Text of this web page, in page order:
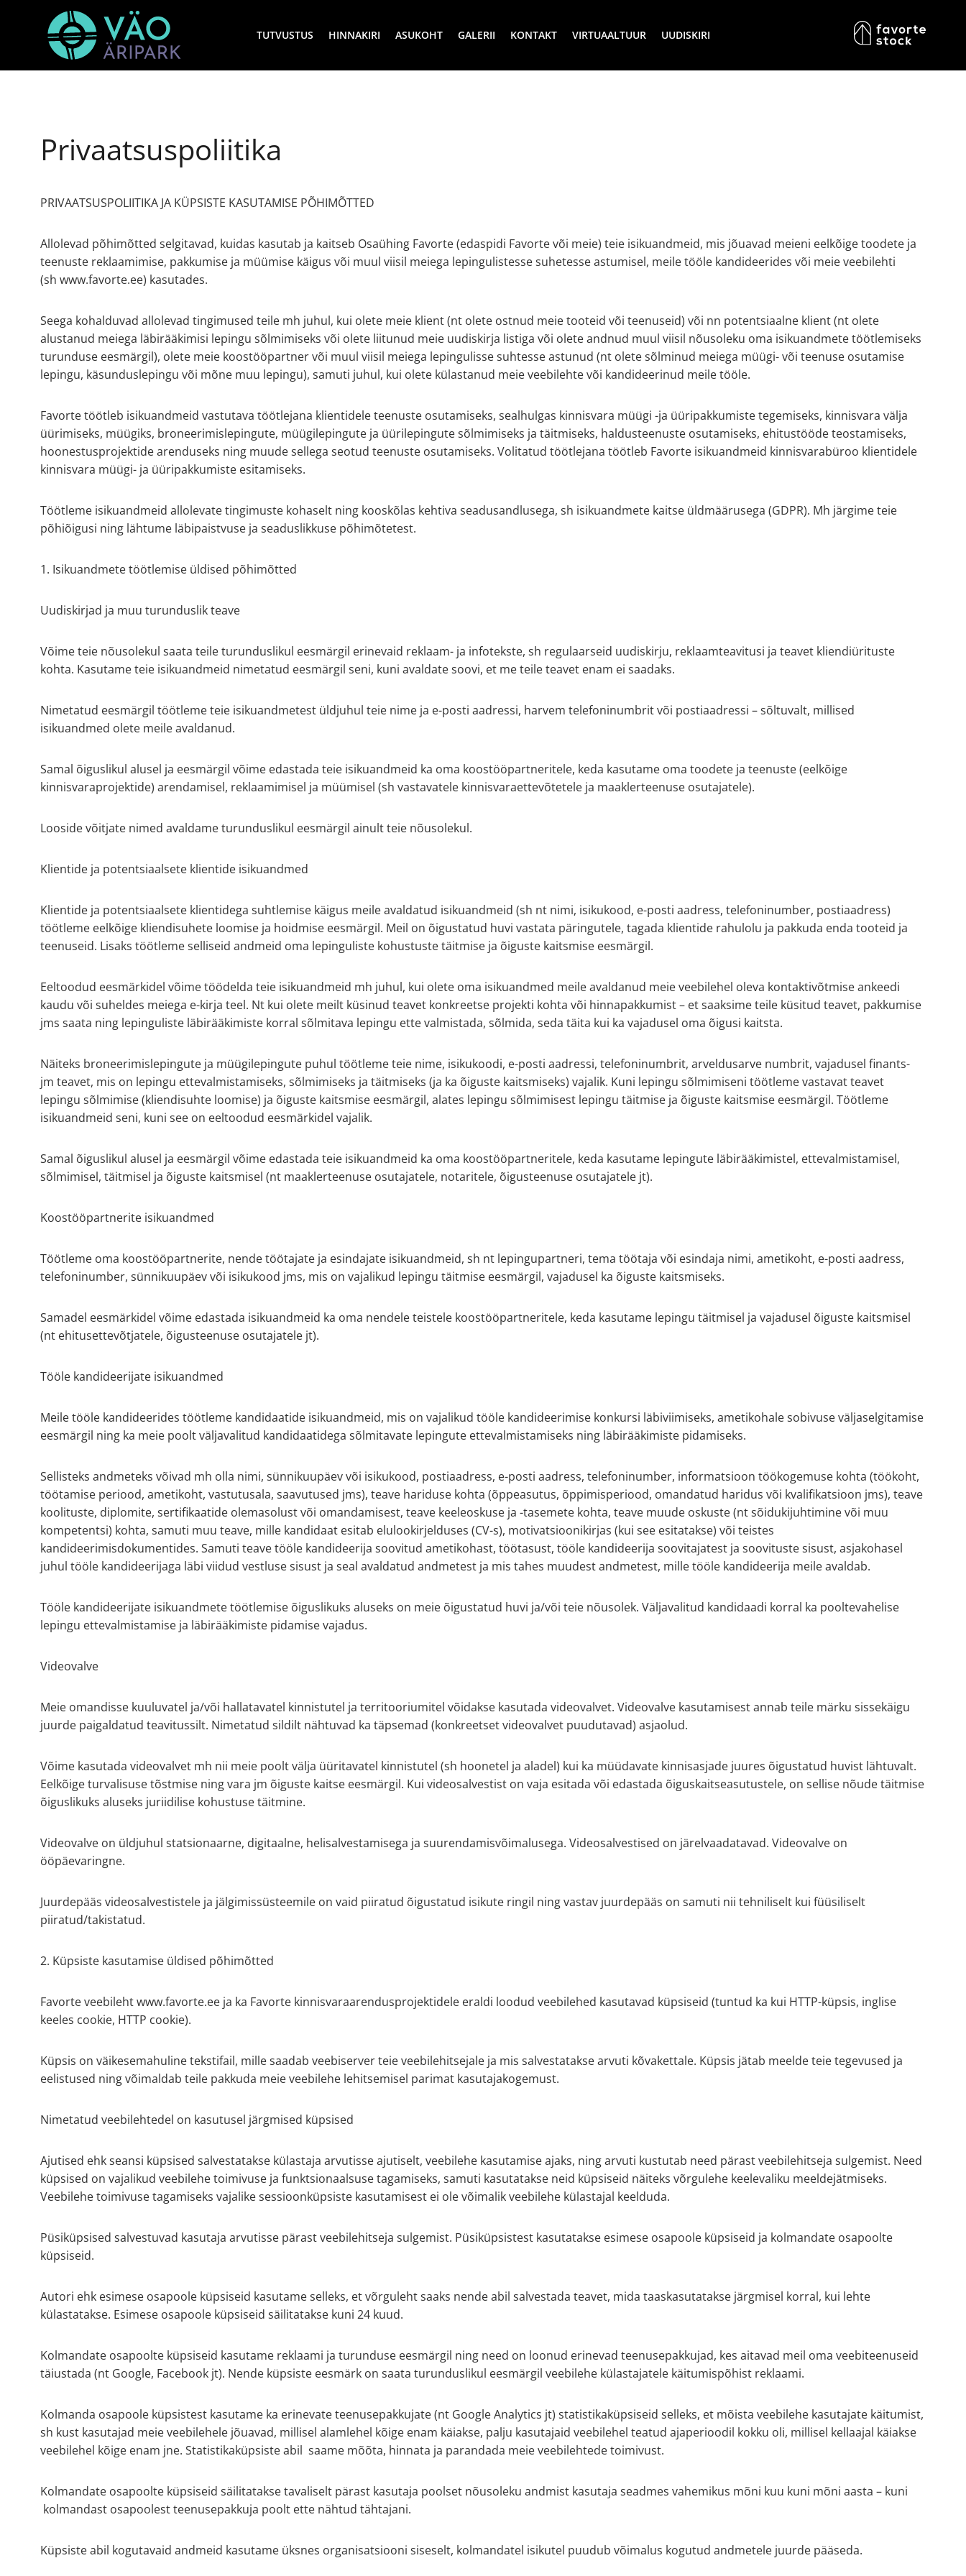
TUTVUSTUS HINNAKIRI ASUKOHT GALERII KONTAKT VIRTUAALTUUR UUDISKIRI
Privaatsuspoliitika
PRIVAATSUSPOLIITIKA JA KÜPSISTE KASUTAMISE PÕHIMÕTTED
Allolevad põhimõtted selgitavad, kuidas kasutab ja kaitseb Osaühing Favorte (edaspidi Favorte või meie) teie isikuandmeid, mis jõuavad meieni eelkõige toodete ja
teenuste reklaamimise, pakkumise ja müümise käigus või muul viisil meiega lepingulistesse suhetesse astumisel, meile tööle kandideerides või meie veebilehti
(sh www.favorte.ee) kasutades.
Seega kohalduvad allolevad tingimused teile mh juhul, kui olete meie klient (nt olete ostnud meie tooteid või teenuseid) või nn potentsiaalne klient (nt olete
alustanud meiega läbirääkimisi lepingu sõlmimiseks või olete liitunud meie uudiskirja listiga või olete andnud muul viisil nõusoleku oma isikuandmete töötlemiseks
turunduse eesmärgil), olete meie koostööpartner või muul viisil meiega lepingulisse suhtesse astunud (nt olete sõlminud meiega müügi- või teenuse osutamise
lepingu, käsunduslepingu või mõne muu lepingu), samuti juhul, kui olete külastanud meie veebilehte või kandideerinud meile tööle.
Favorte töötleb isikuandmeid vastutava töötlejana klientidele teenuste osutamiseks, sealhulgas kinnisvara müügi -ja üüripakkumiste tegemiseks, kinnisvara välja
üürimiseks, müügiks, broneerimislepingute, müügilepingute ja üürilepingute sõlmimiseks ja täitmiseks, haldusteenuste osutamiseks, ehitustööde teostamiseks,
hoonestusprojektide arenduseks ning muude sellega seotud teenuste osutamiseks. Volitatud töötlejana töötleb Favorte isikuandmeid kinnisvarabüroo klientidele
kinnisvara müügi- ja üüripakkumiste esitamiseks.
Töötleme isikuandmeid allolevate tingimuste kohaselt ning kooskõlas kehtiva seadusandlusega, sh isikuandmete kaitse üldmäärusega (GDPR). Mh järgime teie
põhiõigusi ning lähtume läbipaistvuse ja seaduslikkuse põhimõtetest.
1. Isikuandmete töötlemise üldised põhimõtted
Uudiskirjad ja muu turunduslik teave
Võime teie nõusolekul saata teile turunduslikul eesmärgil erinevaid reklaam- ja infotekste, sh regulaarseid uudiskirju, reklaamteavitusi ja teavet kliendiürituste
kohta. Kasutame teie isikuandmeid nimetatud eesmärgil seni, kuni avaldate soovi, et me teile teavet enam ei saadaks.
Nimetatud eesmärgil töötleme teie isikuandmetest üldjuhul teie nime ja e-posti aadressi, harvem telefoninumbrit või postiaadressi – sõltuvalt, millised
isikuandmed olete meile avaldanud.
Samal õiguslikul alusel ja eesmärgil võime edastada teie isikuandmeid ka oma koostööpartneritele, keda kasutame oma toodete ja teenuste (eelkõige
kinnisvaraprojektide) arendamisel, reklaamimisel ja müümisel (sh vastavatele kinnisvaraettevõtetele ja maaklerteenuse osutajatele).
Looside võitjate nimed avaldame turunduslikul eesmärgil ainult teie nõusolekul.
Klientide ja potentsiaalsete klientide isikuandmed
Klientide ja potentsiaalsete klientidega suhtlemise käigus meile avaldatud isikuandmeid (sh nt nimi, isikukood, e-posti aadress, telefoninumber, postiaadress)
töötleme eelkõige kliendisuhete loomise ja hoidmise eesmärgil. Meil on õigustatud huvi vastata päringutele, tagada klientide rahulolu ja pakkuda enda tooteid ja
teenuseid. Lisaks töötleme selliseid andmeid oma lepinguliste kohustuste täitmise ja õiguste kaitsmise eesmärgil.
Eeltoodud eesmärkidel võime töödelda teie isikuandmeid mh juhul, kui olete oma isikuandmed meile avaldanud meie veebilehel oleva kontaktivõtmise ankeedi
kaudu või suheldes meiega e-kirja teel. Nt kui olete meilt küsinud teavet konkreetse projekti kohta või hinnapakkumist – et saaksime teile küsitud teavet, pakkumise
jms saata ning lepinguliste läbirääkimiste korral sõlmitava lepingu ette valmistada, sõlmida, seda täita kui ka vajadusel oma õigusi kaitsta.
Näiteks broneerimislepingute ja müügilepingute puhul töötleme teie nime, isikukoodi, e-posti aadressi, telefoninumbrit, arveldusarve numbrit, vajadusel finants-
jm teavet, mis on lepingu ettevalmistamiseks, sõlmimiseks ja täitmiseks (ja ka õiguste kaitsmiseks) vajalik. Kuni lepingu sõlmimiseni töötleme vastavat teavet
lepingu sõlmimise (kliendisuhte loomise) ja õiguste kaitsmise eesmärgil, alates lepingu sõlmimisest lepingu täitmise ja õiguste kaitsmise eesmärgil. Töötleme
isikuandmeid seni, kuni see on eeltoodud eesmärkidel vajalik.
Samal õiguslikul alusel ja eesmärgil võime edastada teie isikuandmeid ka oma koostööpartneritele, keda kasutame lepingute läbirääkimistel, ettevalmistamisel,
sõlmimisel, täitmisel ja õiguste kaitsmisel (nt maaklerteenuse osutajatele, notaritele, õigusteenuse osutajatele jt).
Koostööpartnerite isikuandmed
Töötleme oma koostööpartnerite, nende töötajate ja esindajate isikuandmeid, sh nt lepingupartneri, tema töötaja või esindaja nimi, ametikoht, e-posti aadress,
telefoninumber, sünnikuupäev või isikukood jms, mis on vajalikud lepingu täitmise eesmärgil, vajadusel ka õiguste kaitsmiseks.
Samadel eesmärkidel võime edastada isikuandmeid ka oma nendele teistele koostööpartneritele, keda kasutame lepingu täitmisel ja vajadusel õiguste kaitsmisel
(nt ehitusettevõtjatele, õigusteenuse osutajatele jt).
Tööle kandideerijate isikuandmed
Meile tööle kandideerides töötleme kandidaatide isikuandmeid, mis on vajalikud tööle kandideerimise konkursi läbiviimiseks, ametikohale sobivuse väljaselgitamise
eesmärgil ning ka meie poolt väljavalitud kandidaatidega sõlmitavate lepingute ettevalmistamiseks ning läbirääkimiste pidamiseks.
Sellisteks andmeteks võivad mh olla nimi, sünnikuupäev või isikukood, postiaadress, e-posti aadress, telefoninumber, informatsioon töökogemuse kohta (töökoht,
töötamise periood, ametikoht, vastutusala, saavutused jms), teave hariduse kohta (õppeasutus, õppimisperiood, omandatud haridus või kvalifikatsioon jms), teave
koolituste, diplomite, sertifikaatide olemasolust või omandamisest, teave keeleoskuse ja -tasemete kohta, teave muude oskuste (nt sõidukijuhtimine või muu
kompetentsi) kohta, samuti muu teave, mille kandidaat esitab elulookirjelduses (CV-s), motivatsioonikirjas (kui see esitatakse) või teistes
kandideerimisdokumentides. Samuti teave tööle kandideerija soovitud ametikohast, töötasust, tööle kandideerija soovitajatest ja soovituste sisust, asjakohasel
juhul tööle kandideerijaga läbi viidud vestluse sisust ja seal avaldatud andmetest ja mis tahes muudest andmetest, mille tööle kandideerija meile avaldab.
Tööle kandideerijate isikuandmete töötlemise õiguslikuks aluseks on meie õigustatud huvi ja/või teie nõusolek. Väljavalitud kandidaadi korral ka pooltevahelise
lepingu ettevalmistamise ja läbirääkimiste pidamise vajadus.
Videovalve
Meie omandisse kuuluvatel ja/või hallatavatel kinnistutel ja territooriumitel võidakse kasutada videovalvet. Videovalve kasutamisest annab teile märku sissekäigu
juurde paigaldatud teavitussilt. Nimetatud sildilt nähtuvad ka täpsemad (konkreetset videovalvet puudutavad) asjaolud.
Võime kasutada videovalvet mh nii meie poolt välja üüritavatel kinnistutel (sh hoonetel ja aladel) kui ka müüdavate kinnisasjade juures õigustatud huvist lähtuvalt.
Eelkõige turvalisuse tõstmise ning vara jm õiguste kaitse eesmärgil. Kui videosalvestist on vaja esitada või edastada õiguskaitseasutustele, on sellise nõude täitmise
õiguslikuks aluseks juriidilise kohustuse täitmine.
Videovalve on üldjuhul statsionaarne, digitaalne, helisalvestamisega ja suurendamisvõimalusega. Videosalvestised on järelvaadatavad. Videovalve on
ööpäevaringne.
Juurdepääs videosalvestistele ja jälgimissüsteemile on vaid piiratud õigustatud isikute ringil ning vastav juurdepääs on samuti nii tehniliselt kui füüsiliselt
piiratud/takistatud.
2. Küpsiste kasutamise üldised põhimõtted
Favorte veebileht www.favorte.ee ja ka Favorte kinnisvaraarendusprojektidele eraldi loodud veebilehed kasutavad küpsiseid (tuntud ka kui HTTP-küpsis, inglise
keeles cookie, HTTP cookie).
Küpsis on väikesemahuline tekstifail, mille saadab veebiserver teie veebilehitsejale ja mis salvestatakse arvuti kõvakettale. Küpsis jätab meelde teie tegevused ja
eelistused ning võimaldab teile pakkuda meie veebilehe lehitsemisel parimat kasutajakogemust.
Nimetatud veebilehtedel on kasutusel järgmised küpsised
Ajutised ehk seansi küpsised salvestatakse külastaja arvutisse ajutiselt, veebilehe kasutamise ajaks, ning arvuti kustutab need pärast veebilehitseja sulgemist. Need
küpsised on vajalikud veebilehe toimivuse ja funktsionaalsuse tagamiseks, samuti kasutatakse neid küpsiseid näiteks võrgulehe keelevaliku meeldejätmiseks.
Veebilehe toimivuse tagamiseks vajalike sessioonküpsiste kasutamisest ei ole võimalik veebilehe külastajal keelduda.
Püsiküpsised salvestuvad kasutaja arvutisse pärast veebilehitseja sulgemist. Püsiküpsistest kasutatakse esimese osapoole küpsiseid ja kolmandate osapoolte
küpsiseid.
Autori ehk esimese osapoole küpsiseid kasutame selleks, et võrguleht saaks nende abil salvestada teavet, mida taaskasutatakse järgmisel korral, kui lehte
külastatakse. Esimese osapoole küpsiseid säilitatakse kuni 24 kuud.
Kolmandate osapoolte küpsiseid kasutame reklaami ja turunduse eesmärgil ning need on loonud erinevad teenusepakkujad, kes aitavad meil oma veebiteenuseid
täiustada (nt Google, Facebook jt). Nende küpsiste eesmärk on saata turunduslikul eesmärgil veebilehe külastajatele käitumispõhist reklaami.
Kolmanda osapoole küpsistest kasutame ka erinevate teenusepakkujate (nt Google Analytics jt) statistikaküpsiseid selleks, et mõista veebilehe kasutajate käitumist,
sh kust kasutajad meie veebilehele jõuavad, millisel alamlehel kõige enam käiakse, palju kasutajaid veebilehel teatud ajaperioodil kokku oli, millisel kellaajal käiakse
veebilehel kõige enam jne. Statistikaküpsiste abil saame mõõta, hinnata ja parandada meie veebilehtede toimivust.
Kolmandate osapoolte küpsiseid säilitatakse tavaliselt pärast kasutaja poolset nõusoleku andmist kasutaja seadmes vahemikus mõni kuu kuni mõni aasta – kuni
kolmandast osapoolest teenusepakkuja poolt ette nähtud tähtajani.
Küpsiste abil kogutavaid andmeid kasutame üksnes organisatsiooni siseselt, kolmandatel isikutel puudub võimalus kogutud andmetele juurde pääseda.